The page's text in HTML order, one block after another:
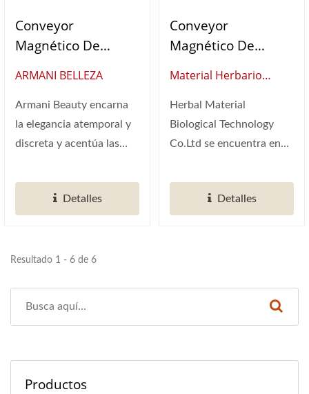
Conveyor
Magnético De
ARMANI BELLEZA
Armani Beauty encarna
la elegancia atemporal y
discreta y acentúa las
Detalles
Conveyor
Magnético De
Material Herbario
Herbal Material
Biological Technology
Co.Ltd se encuentra en
combinación...
Detalles
Resultado 1 - 6 de 6
Productos